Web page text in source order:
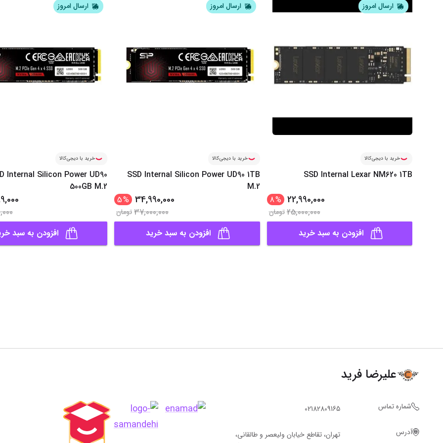
ارسال امروز
خرید با دیجی‌کالا
SSD Internal Lexar NM620 1TB
22,990,000
%
8
25,000,000تومان
افزودن به سبد خرید
ارسال امروز
خرید با دیجی‌کالا
SSD Internal Silicon Power UD90 1TB
M.2
34,990,000
%
5
37,000,000تومان
افزودن به سبد خرید
ارسال امروز
خرید با دیجی‌کالا
Internal Silicon Power UD90
500GB M.2
افزودن به سبد
علیرضا فرید
شماره تماس 02182809165
آدرس
تهران، تقاطع خیابان ولیعصر و طالقانی،